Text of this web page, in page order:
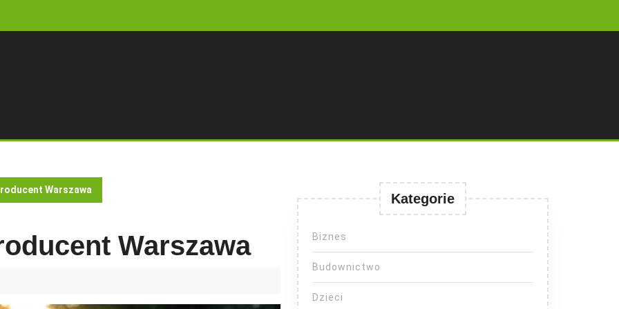
Warszawa
Warszawa
Kategorie
Biznes
Budownictwo
Dzieci